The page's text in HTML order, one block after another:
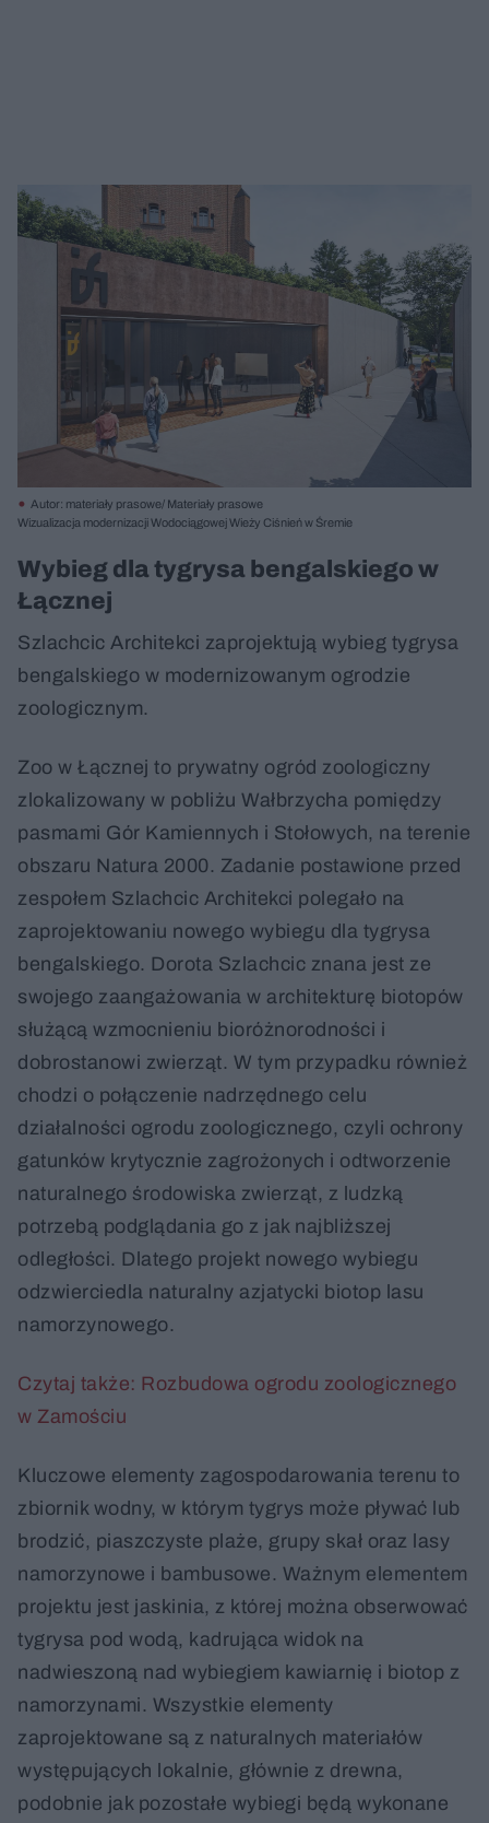
Autor: materiały prasowe/ Materiały prasowe
Wizualizacja modernizacji Wodociągowej Wieży Ciśnień w Śremie
Wybieg dla tygrysa bengalskiego w
Łącznej
Szlachcic Architekci zaprojektują wybieg tygrysa
bengalskiego w modernizowanym ogrodzie
zoologicznym.
Zoo w Łącznej to prywatny ogród zoologiczny
zlokalizowany w pobliżu Wałbrzycha pomiędzy
pasmami Gór Kamiennych i Stołowych, na terenie
obszaru Natura 2000. Zadanie postawione przed
zespołem Szlachcic Architekci polegało na
zaprojektowaniu nowego wybiegu dla tygrysa
bengalskiego. Dorota Szlachcic znana jest ze
swojego zaangażowania w architekturę biotopów
służącą wzmocnieniu bioróżnorodności i
dobrostanowi zwierząt. W tym przypadku również
chodzi o połączenie nadrzędnego celu
działalności ogrodu zoologicznego, czyli ochrony
gatunków krytycznie zagrożonych i odtworzenie
naturalnego środowiska zwierząt, z ludzką
potrzebą podglądania go z jak najbliższej
odległości. Dlatego projekt nowego wybiegu
odzwierciedla naturalny azjatycki biotop lasu
namorzynowego.
Czytaj także: Rozbudowa ogrodu zoologicznego
w Zamościu
Kluczowe elementy zagospodarowania terenu to
zbiornik wodny, w którym tygrys może pływać lub
brodzić, piaszczyste plaże, grupy skał oraz lasy
namorzynowe i bambusowe. Ważnym elementem
projektu jest jaskinia, z której można obserwować
tygrysa pod wodą, kadrująca widok na
nadwieszoną nad wybiegiem kawiarnię i biotop z
namorzynami. Wszystkie elementy
zaprojektowane są z naturalnych materiałów
występujących lokalnie, głównie z drewna,
podobnie jak pozostałe wybiegi będą wykonane